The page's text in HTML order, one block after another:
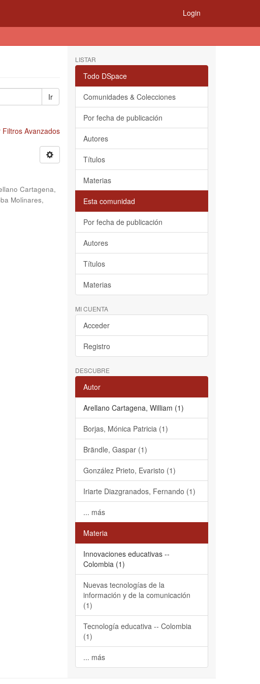
Login
Ir
Filtros Avanzados
Cartagena,
Molinares,
LISTAR
Todo DSpace
Comunidades & Colecciones
Por fecha de publicación
Autores
Títulos
Materias
Esta comunidad
Por fecha de publicación
Autores
Títulos
Materias
MI CUENTA
Acceder
Registro
DESCUBRE
Autor
Arellano Cartagena, William (1)
Borjas, Mónica Patricia (1)
Brändle, Gaspar (1)
González Prieto, Evaristo (1)
Iriarte Diazgranados, Fernando (1)
... más
Materia
Innovaciones educativas --
Colombia (1)
Nuevas tecnologías de la
información y de la comunicación
(1)
Tecnología educativa -- Colombia
(1)
... más